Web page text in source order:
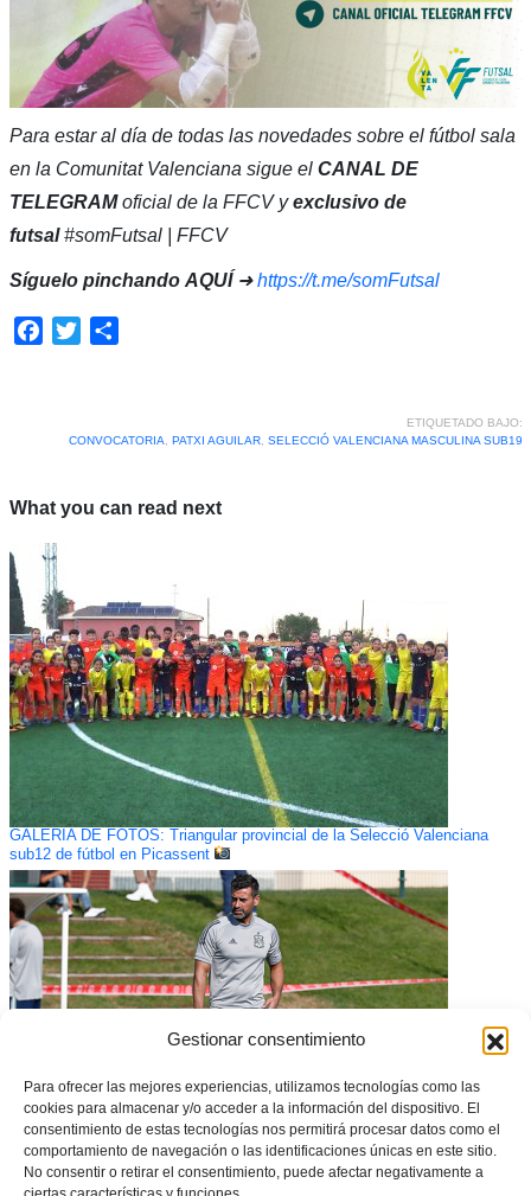
Gestionar consentimiento
Para ofrecer las mejores experiencias, utilizamos tecnologías como las
cookies para almacenar y/o acceder a la información del dispositivo. El
consentimiento de estas tecnologías nos permitirá procesar datos como el
comportamiento de navegación o las identificaciones únicas en este sitio.
No consentir o retirar el consentimiento, puede afectar negativamente a
Para estar al día de todas las novedades sobre el fútbol sala
en la Comunitat Valenciana sigue el CANAL DE
TELEGRAMoficial de la FFCV yexclusivo de
futsal#somFutsal | FFCV
Síguelo pinchando AQUÍ➜https://t.me/somFutsal
Facebook
Twitter
ETIQUETADO BAJO:
CONVOCATORIA, PATXI AGUILAR, SELECCIÓ VALENCIANA MASCULINA SUB19
What you can read next
GALERÍA DE FOTOS: Triangular provincial de la Selecció Valenciana
sub12 de fútbol en Picassent
Seis futbolistas de la Comunitat Valenciana copan la primera lista oficial
de España sub16 en 2023